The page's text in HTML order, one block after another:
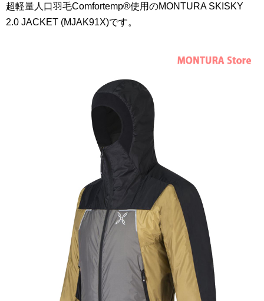
超軽量人口羽毛Comfortemp®使用のMONTURA SKISKY
2.0 JACKET (MJAK91X)です。